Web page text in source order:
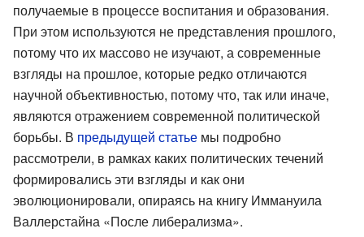
получаемые в процессе воспитания и образования.
При этом используются не представления прошлого,
потому что их массово не изучают, а современные
взгляды на прошлое, которые редко отличаются
научной объективностью, потому что, так или иначе,
являются отражением современной политической
борьбы. В предыдущей статье мы подробно
рассмотрели, в рамках каких политических течений
формировались эти взгляды и как они
эволюционировали, опираясь на книгу Иммануила
Валлерстайна «После либерализма».